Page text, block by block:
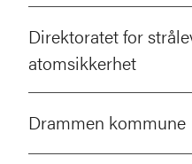
Direktoratet for
atomsikkerhet
Drammen kommune